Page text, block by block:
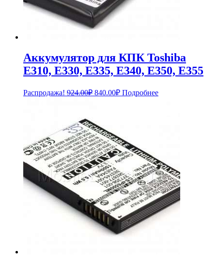
Аккумулятор для КПК Toshiba
E310, E330, E335, E340, E350, E355
Распродажа! 924.00₽ Первоначальная
840.00₽Текущая
цена:
Подробнее